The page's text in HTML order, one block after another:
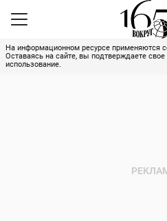
На информационном ресурсе применяются
Оставаясь на сайте, вы подтверждаете свое
использование.